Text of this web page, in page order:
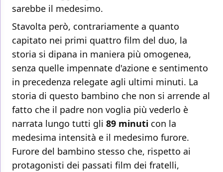
sarebbe il medesimo.
Stavolta però, contrariamente a quanto
capitato nei primi quattro film del duo, la
storia si dipana in maniera più omogenea,
senza quelle impennate d'azione e sentimento
in precedenza relegate agli ultimi minuti. La
storia di questo bambino che non si arrende al
fatto che il padre non voglia più vederlo è
narrata lungo tutti gli 89 minuti con la
medesima intensità e il medesimo furore.
Furore del bambino stesso che, rispetto ai
protagonisti dei passati film dei fratelli,